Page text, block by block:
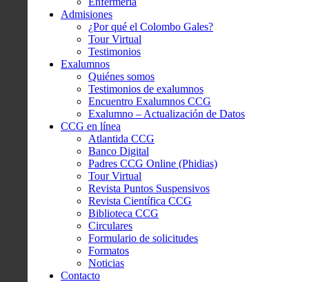
Admisiones
¿Por qué el Colombo Gales?
Tour Virtual
Testimonios
Exalumnos
Quiénes somos
Testimonios de exalumnos
Encuentro Exalumnos CCG
Exalumno – Actualización de Datos
CCG en línea
Atlantida CCG
Banco Digital
Padres CCG Online (Phidias)
Tour Virtual
Revista Puntos Suspensivos
Revista Científica CCG
Biblioteca CCG
Circulares
Formulario de solicitudes
Formatos
Noticias
Contacto